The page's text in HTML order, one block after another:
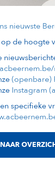
nieuwste
de hoogte
(openbare)
Instagram
specifieke